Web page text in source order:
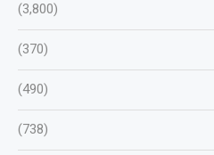
(3,800)
(370)
(490)
(738)